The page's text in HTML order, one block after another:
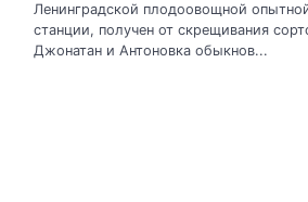
Ленинградской плодоовощной
станции, получен от скрещивания
Джонатан и Антоновка обыкнов...